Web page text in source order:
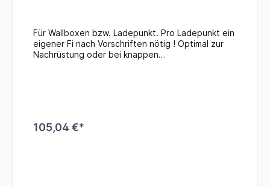
Für Wallboxen bzw. Ladepunkt. Pro Ladepunkt ein
eigener Fi nach Vorschriften nötig ! Optimal zur
Nachrüstung oder bei knappen
105,04 €*